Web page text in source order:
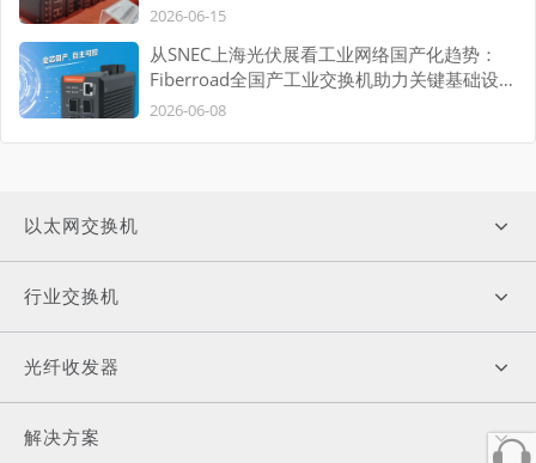
2026-06-15
从SNEC上海光伏展看工业网络国产化趋势：
Fiberroad全国产工业交换机助力关键基础设施
自主可控
2026-06-08
以太网交换机
行业交换机
光纤收发器
解决方案